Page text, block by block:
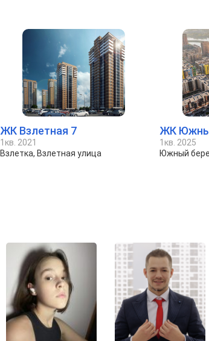
ЖК Взлетная 7
1кв. 2021
Взлетка, Взлетная улица
ЖК
1кв. 2025
Южный